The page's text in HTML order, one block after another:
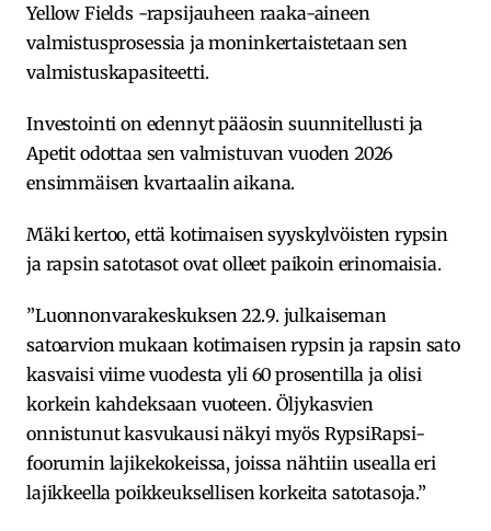
Yellow Fields -rapsijauheen raaka-aineen
valmistusprosessia ja moninkertaistetaan sen
valmistuskapasiteetti.
Investointi on edennyt pääosin suunnitellusti ja
Apetit odottaa sen valmistuvan vuoden 2026
ensimmäisen kvartaalin aikana.
Mäki kertoo, että kotimaisen syyskylvöisten rypsin
ja rapsin satotasot ovat olleet paikoin erinomaisia.
”Luonnonvarakeskuksen 22.9. julkaiseman
satoarvion mukaan kotimaisen rypsin ja rapsin sato
kasvaisi viime vuodesta yli 60 prosentilla ja olisi
korkein kahdeksaan vuoteen. Öljykasvien
onnistunut kasvukausi näkyi myös RypsiRapsi-
foorumin lajikekokeissa, joissa nähtiin usealla eri
lajikkeella poikkeuksellisen korkeita satotasoja.”